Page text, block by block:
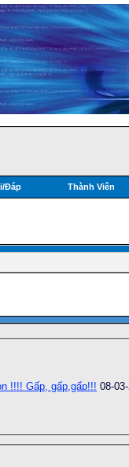
Ðáp Thành Viên
!!!! Gấp, gấp,gấp!!! 08-